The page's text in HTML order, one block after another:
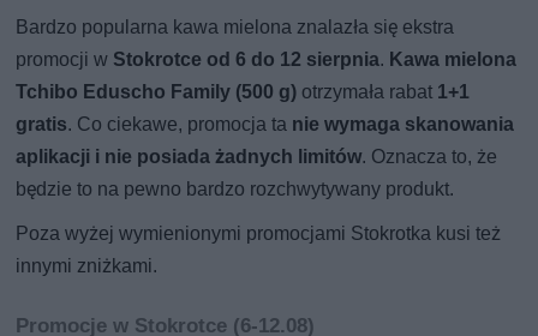
Bardzo popularna kawa mielona znalazła się ekstra
promocji w Stokrotce od 6 do 12 sierpnia. Kawa mielona
Tchibo Eduscho Family (500 g) otrzymała rabat 1+1
gratis. Co ciekawe, promocja ta nie wymaga skanowania
aplikacji i nie posiada żadnych limitów. Oznacza to, że
będzie to na pewno bardzo rozchwytywany produkt.
Poza wyżej wymienionymi promocjami Stokrotka kusi też
innymi zniżkami.
Promocje w Stokrotce (6-12.08)